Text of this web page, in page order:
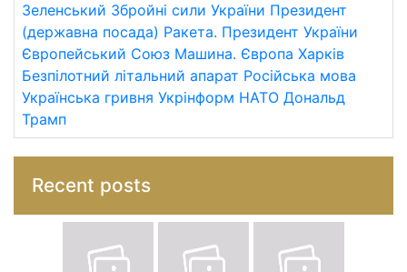
Зеленський Збройні сили України Президент
(державна посада) Ракета. Президент України
Європейський Союз Машина. Європа Харків
Безпілотний літальний апарат Російська мова
Українська гривня Укрінформ НАТО Дональд
Трамп
Recent posts